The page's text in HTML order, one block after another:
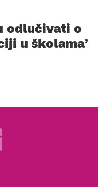
odlučivati o
u školama’